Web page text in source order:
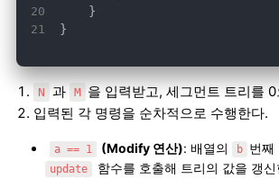
}
N 과 M 을 입력받고, 세그먼트 트리를
입력된 각 명령을 순차적으로 수행한다.
a == 1 (Modify 연산): 배열의 b 번째
update 함수를 호출해 트리의 값을 갱신